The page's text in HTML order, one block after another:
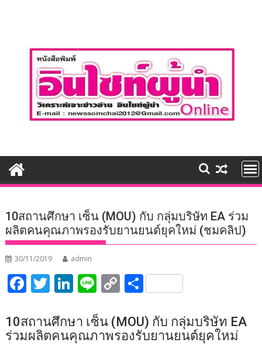
10สถานศึกษา เซ็น (MOU) กับ กลุ่มบริษัท EA ร่วม
ผลิตคนคุณภาพรองรับยานยนต์ยุคใหม่ (ชมคลิป)
30/11/2019 admin
F
e
b
T
itt
er
Li
k
e
Li
e
C
p
y
S
ar
e
10สถานศึกษา เซ็น (MOU) กับ กลุ่มบริษัท EA
ร่วมผลิตคนคุณภาพรองรับยานยนต์ยุคใหม่